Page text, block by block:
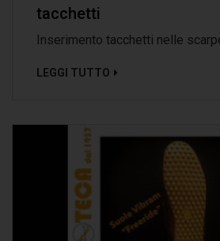
tacchetti
Inserimento tacchetti nelle
LEGGI TUTTO